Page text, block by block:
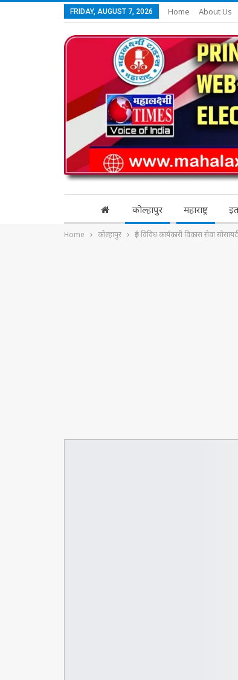
FRIDAY, AUGUST 7, 2026 Home About Us
कोल्हापुर महाराष्ट्र
Home कोल्हापुर रुई विविध कार्यकारी विकास सेवा